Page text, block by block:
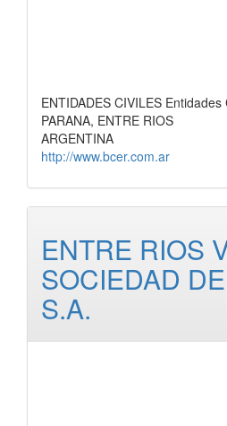
ENTIDADES CIVILES
PARANA, ENTRE RIOS
ARGENTINA
http://www.bcer.com.ar
ENTRE RIOS
SOCIEDAD
S.A.